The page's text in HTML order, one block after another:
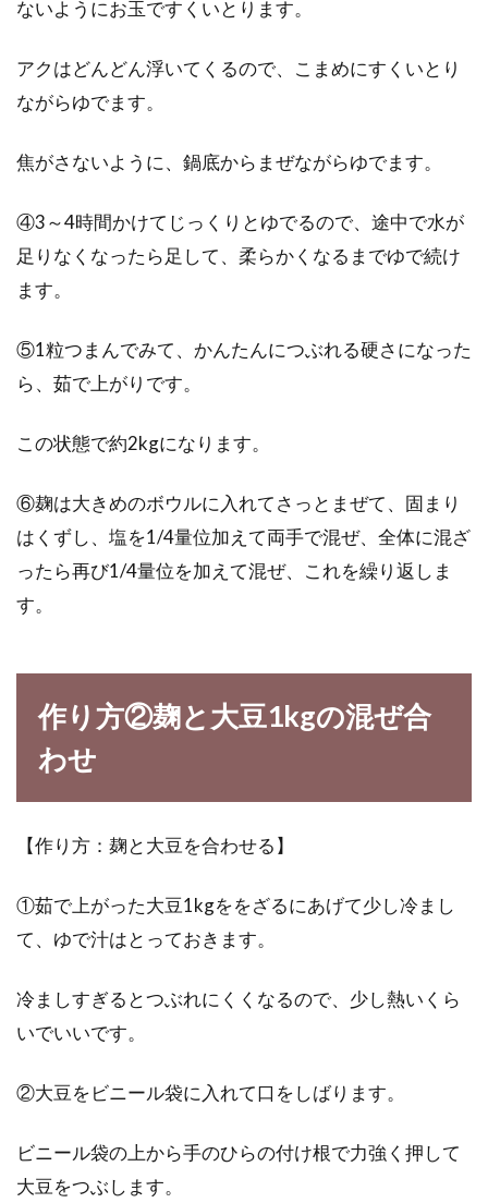
玄米を食べよう！オススメのおにぎ
玄米は、その茶色い見た目や独特の風味から
か、白米よりも食べる方が少ないように思いま
玄米を炊飯器で炊くと吹きこぼれが
もの凄いのはどうして？
きこぼれがひどいというお悩みを多く耳にしま
す。いっ...
ないようにお玉ですくいとります。
アクはどんどん浮いてくるので、こまめにすくいとり
ながらゆでます。
焦がさないように、鍋底からまぜながらゆでます。
④3～4時間かけてじっくりとゆでるので、途中で水が
足りなくなったら足して、柔らかくなるまでゆで続け
ます。
⑤1粒つまんでみて、かんたんにつぶれる硬さになった
ら、茹で上がりです。
この状態で約2kgになります。
⑥麹は大きめのボウルに入れてさっとまぜて、固まり
はくずし、塩を1/4量位加えて両手で混ぜ、全体に混ざ
ったら再び1/4量位を加えて混ぜ、これを繰り返しま
す。
作り方②麹と大豆1kgの混ぜ合
わせ
【作り方：麹と大豆を合わせる】
①茹で上がった大豆1kgををざるにあげて少し冷まし
て、ゆで汁はとっておきます。
冷ましすぎるとつぶれにくくなるので、少し熱いくら
いでいいです。
②大豆をビニール袋に入れて口をしばります。
ビニール袋の上から手のひらの付け根で力強く押して
大豆をつぶします。